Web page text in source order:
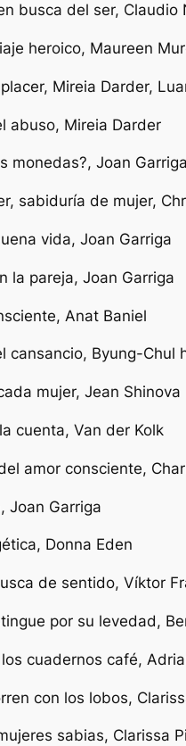
busca del ser, Claudio
heroico, Maureen
Mireia Darder,
abuso, Mireia Darder
monedas?, Joan Garriga
sabiduría de mujer,
vida, Joan Garriga
la pareja, Joan Garriga
Anat Baniel
cansancio, Byung-Chul
mujer, Jean Shinova
cuenta, Van der Kolk
amor consciente,
Joan Garriga
Donna Eden
de sentido, Víktor
por su levedad,
cuadernos café,
con los lobos,
sabias, Clarissa